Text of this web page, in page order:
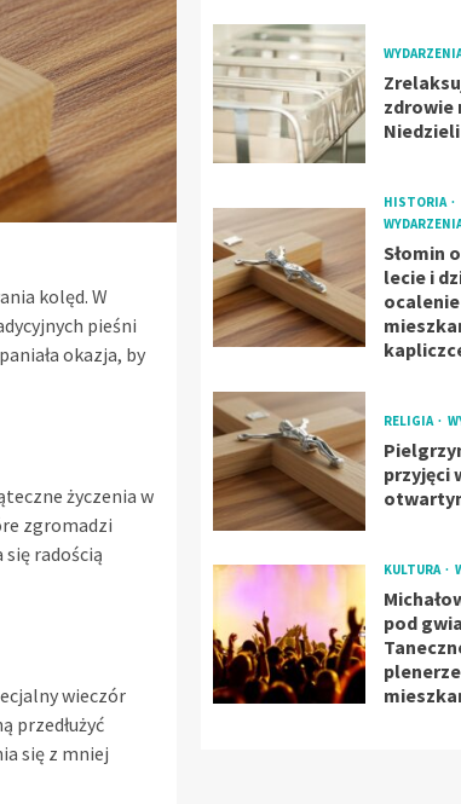
kolęd. W
pieśni
okazja, by
życzenia w
zgromadzi
radością
wieczór
przedłużyć
się z mniej
zdrowie
HISTORIA
Słomin
lecie i
ocalenie
RELIGIA
przyjęci
KULTURA
pod